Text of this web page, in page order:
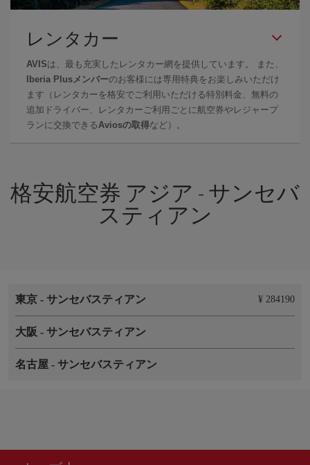
レンタカー
AVISは、最も充実したレンタカー網を提供しています。 また、
Iberia Plusメンバーのお客様には専用特典をお楽しみいただけ
ます（レンタカーを格安でご利用いただける特別料金、無料の
追加ドライバー、レンタカーご利用ごとに航空券やレジャープ
ランに交換できる Aviosの取得など）。
格安航空券 アジア - サンセバ
スティアン
東京 - サンセバスティアン ¥ 284190
大阪 - サンセバスティアン
名古屋 - サンセバスティアン